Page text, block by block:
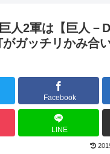
人2軍は【巨人－
がガッチリかみ合
Facebook
LINE